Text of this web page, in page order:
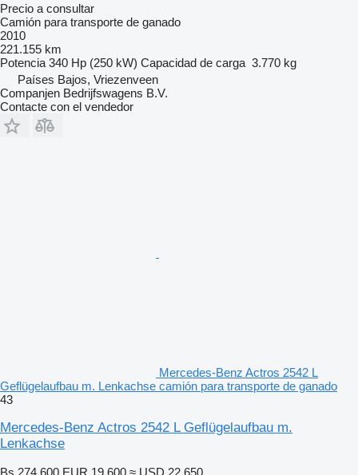
Precio a consultar
Camión para transporte de ganado
2010
221.155 km
Potencia 340 Hp (250 kW) Capacidad de carga 3.770 kg
Países Bajos, Vriezenveen
Companjen Bedrijfswagens B.V.
Contacte con el vendedor
Mercedes-Benz Actros 2542 L
Geflügelaufbau m. Lenkachse camión para transporte de ganado
43
Mercedes-Benz Actros 2542 L Geflügelaufbau m.
Lenkachse
Bs 274.600 EUR 19.600 ≈ USD 22.650